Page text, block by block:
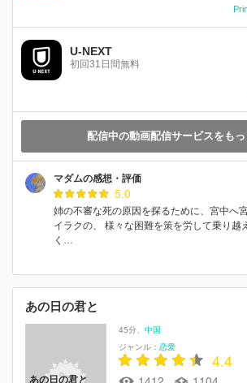
U-NEXT
初回31日間無料
配信中の動画配信サービスをも
マダムの感想・評価
5.0
姉の不審な死の原因を探るために、宮中へ
イラクの、 様々な困難を策を労して乗り越
く…
あの日の君と
あの日の君と
45分
中国
ジャンル： 恋愛
4.4